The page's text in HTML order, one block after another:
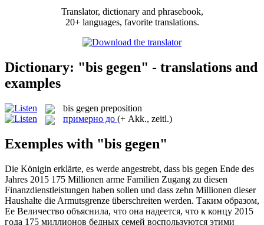
Translator, dictionary and phrasebook,
20+ languages, favorite translations.
Dictionary: "bis gegen" - translations and
examples
bis gegen preposition
примерно до (+ Akk., zeitl.)
Exemples with "bis gegen"
Die Königin erklärte, es werde angestrebt, dass bis gegen Ende des
Jahres 2015 175 Millionen arme Familien Zugang zu diesen
Finanzdienstleistungen haben sollen und dass zehn Millionen dieser
Haushalte die Armutsgrenze überschreiten werden. Таким образом,
Ее Величество объяснила, что она надеется, что к концу 2015
года 175 миллионов бедных семей воспользуются этими